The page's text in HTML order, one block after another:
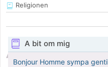
Religionen
A bit om mig
Bonjour Homme sympa